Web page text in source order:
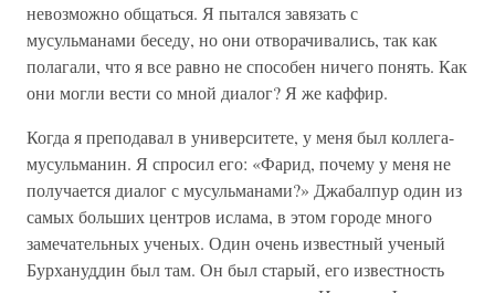
невозможно общаться. Я пытался завязать с
мусульманами беседу, но они отворачивались, так как
полагали, что я все равно не способен ничего понять. Как
они могли вести со мной диалог? Я же каффир.
Когда я преподавал в университете, у меня был коллега-
мусульманин. Я спросил его: «Фарид, почему у меня не
получается диалог с мусульманами?» Джабалпур один из
самых больших центров ислама, в этом городе много
замечательных ученых. Один очень известный ученый
Бурхануддин был там. Он был старый, его известность